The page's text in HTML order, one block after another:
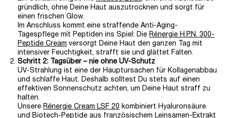
gründlich, ohne Deine Haut auszutrocknen und sorgt für
einen frischen Glow.
Im Anschluss kommt eine straffende Anti-Aging-
Tagespflege mit Peptiden ins Spiel: Die Rénergie H.P.N. 300-
Peptide Cream versorgt Deine Haut den ganzen Tag mit
intensiver Feuchtigkeit, strafft sie und glättet Falten.
Schritt 2: Tagsüber – nie ohne UV-Schutz
UV-Strahlung ist eine der Hauptursachen für Kollagenabbau
und schlaffe Haut. Deshalb solltest Du stets auf einen
effektiven Sonnenschutz achten, um Deine Haut straff zu
halten.
Unsere Rénergie Cream LSF 20 kombiniert Hyaluronsäure
und Biotech-Peptide aus französischem Leinsamen-Extrakt